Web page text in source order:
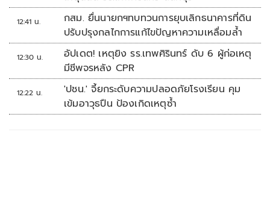
12:41 น.
กสม. ยื่นนายกฯทบทวนการยุบเลิกธนาคารที่ดิน
ปรับปรุงกลไกการแก้ไขปัญหาความเหลื่อมล้ำ
12:30 น.
อัปเดต! เหตุยิง รร.เทพศิรินทร์ ดับ 6 ผู้ก่อเหตุ
มีชีพจรหลัง CPR
12:22 น.
'ปชน.' จี้ยกระดับความปลอดภัยโรงเรียน คุม
เข้มอาวุธปืน ป้องเกิดเหตุซ้ำ